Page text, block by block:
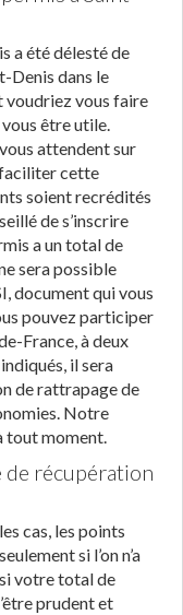
a été délesté de
Denis dans le
voudriez vous faire
être utile.
attendent sur
faciliter cette
soient recrédités
de s’inscrire
a un total de
sera possible
document qui vous
pouvez participer
France, à deux
il sera
de rattrapage de
Notre
tout moment.
de récupération
cas, les points
si l’on n’a
votre total de
prudent et